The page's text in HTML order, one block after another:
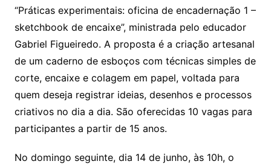
“Práticas experimentais: oficina de encadernação 1 –
sketchbook de encaixe”, ministrada pelo educador
Gabriel Figueiredo. A proposta é a criação artesanal
de um caderno de esboços com técnicas simples de
corte, encaixe e colagem em papel, voltada para
quem deseja registrar ideias, desenhos e processos
criativos no dia a dia. São oferecidas 10 vagas para
participantes a partir de 15 anos.
No domingo seguinte, dia 14 de junho, às 10h, o